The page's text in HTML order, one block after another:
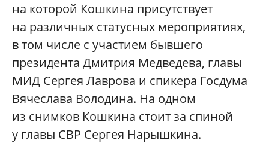
на которой Кошкина присутствует
на различных статусных мероприятиях,
в том числе с участием бывшего
президента Дмитрия Медведева, главы
МИД Сергея Лаврова и спикера Госдума
Вячеслава Володина. На одном
из снимков Кошкина стоит за спиной
у главы СВР Сергея Нарышкина.